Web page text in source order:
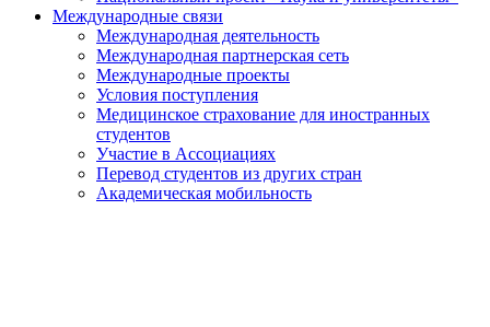
Международные связи
Международная деятельность
Международная партнерская сеть
Международные проекты
Условия поступления
Медицинское страхование для иностранных
студентов
Участие в Ассоциациях
Перевод студентов из других стран
Академическая мобильность